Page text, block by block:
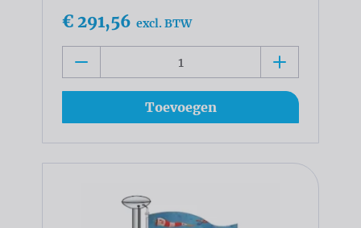
€ 291,56 excl. BTW
Toevoegen